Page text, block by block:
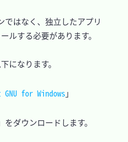
はなく、独立したアプリ
ルする必要があります。
になります。
for Windows
ダウンロードします。